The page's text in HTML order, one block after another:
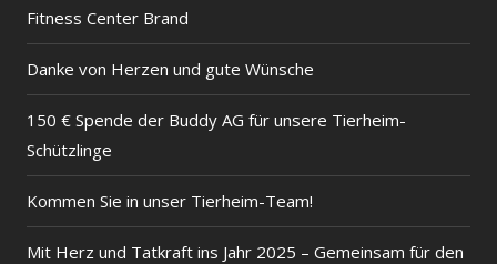
Fitness Center Brand
Danke von Herzen und gute Wünsche
150 € Spende der Buddy AG für unsere Tierheim-
Schützlinge
Kommen Sie in unser Tierheim-Team!
Mit Herz und Tatkraft ins Jahr 2025 – Gemeinsam für den